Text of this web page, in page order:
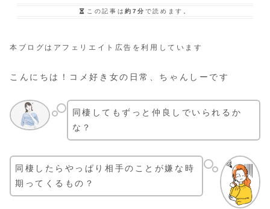
この記事は約7分 で読めます。
本ブログはアフェリエイト広告を利用しています
こんにちは！コメ好き女の日常、ちゃんしーです
同棲してもずっと仲良しでいられるか
な？
同棲したらやっぱり相手のことが嫌な時
期ってくるもの？